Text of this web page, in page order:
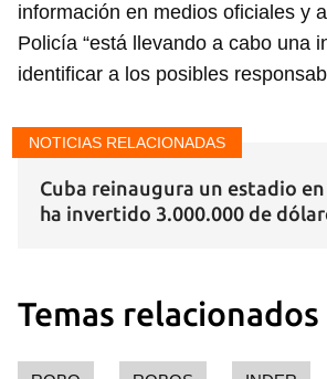
información en medios oficiales y
Policía “está llevando a cabo una
identificar a los posibles
NOTICIAS RELACIONADAS
Cuba reinaugura un estadio en
ha invertido 3.000.000 de
Temas relacionados